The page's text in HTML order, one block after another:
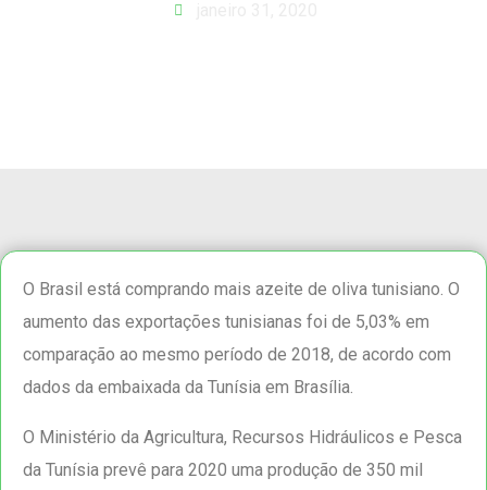
O Brasil está comprando mais azeite de oliva tunisiano. O
aumento das exportações tunisianas foi de 5,03% em
comparação ao mesmo período de 2018, de acordo com
dados da embaixada da Tunísia em Brasília.
O Ministério da Agricultura, Recursos Hidráulicos e Pesca
da Tunísia prevê para 2020 uma produção de 350 mil